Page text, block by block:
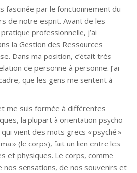
fascinée par le fonctionnement du
de notre esprit. Avant de les
professionnelle, j’ai
la Gestion des Ressources
Dans ma position, c’était très
de personne à personne. J’ai
que les gens me sentent à
me suis formée à différentes
la plupart à orientation psycho-
vient des mots grecs « psyché »
» (le corps), fait un lien entre les
et physiques. Le corps, comme
nos sensations, de nos souvenirs et